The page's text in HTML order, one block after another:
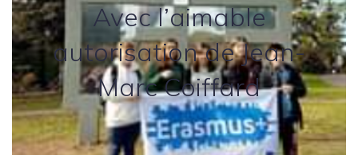
Avec l’aimable
autorisation de Jean-
Marc Coiffard